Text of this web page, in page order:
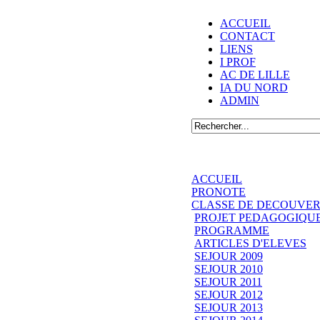
ACCUEIL
CONTACT
LIENS
I PROF
AC DE LILLE
IA DU NORD
ADMIN
ACCUEIL
PRONOTE
CLASSE DE
PROJET
PROGRAMME
ARTICLES D'ELEVES
SEJOUR 2009
SEJOUR 2010
SEJOUR 2011
SEJOUR 2012
SEJOUR 2013